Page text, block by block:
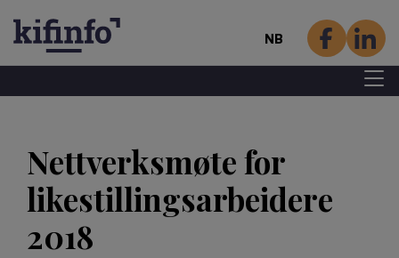
hovedinnhold
NB
Menu
Nettverksmøte for
likestillingsarbeidere
2018